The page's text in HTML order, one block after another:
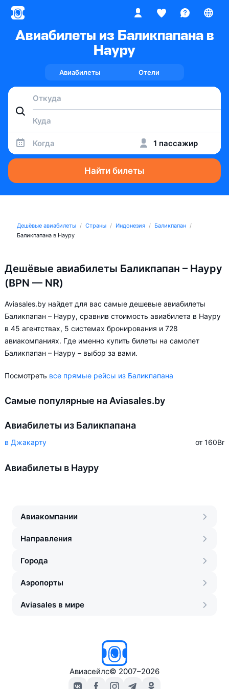
Авиабилеты из Баликпапана в
Науру
Авиабилеты Отели
Когда 1 пассажир
Найти билеты
Дешёвые авиабилеты Страны Индонезия
Баликпапан
Баликпапана в Науру
Дешёвые авиабилеты Баликпапан – Науру
(BPN — NR)
Aviasales.by найдет для вас самые дешевые авиабилеты
Баликпапан – Науру, сравнив стоимость авиабилета в Науру
в 45 агентствах, 5 системах бронирования и 728
авиакомпаниях. Где именно купить билеты на самолет
Баликпапан – Науру – выбор за вами.
Посмотреть все прямые рейсы из Баликпапана
Самые популярные на Aviasales.by
Авиабилеты из Баликпапана
в Джакарту от 160Br
Авиабилеты в Науру
Авиакомпании
Направления
Города
Аэропорты
Aviasales в мире
Авиасейлс© 2007–2026